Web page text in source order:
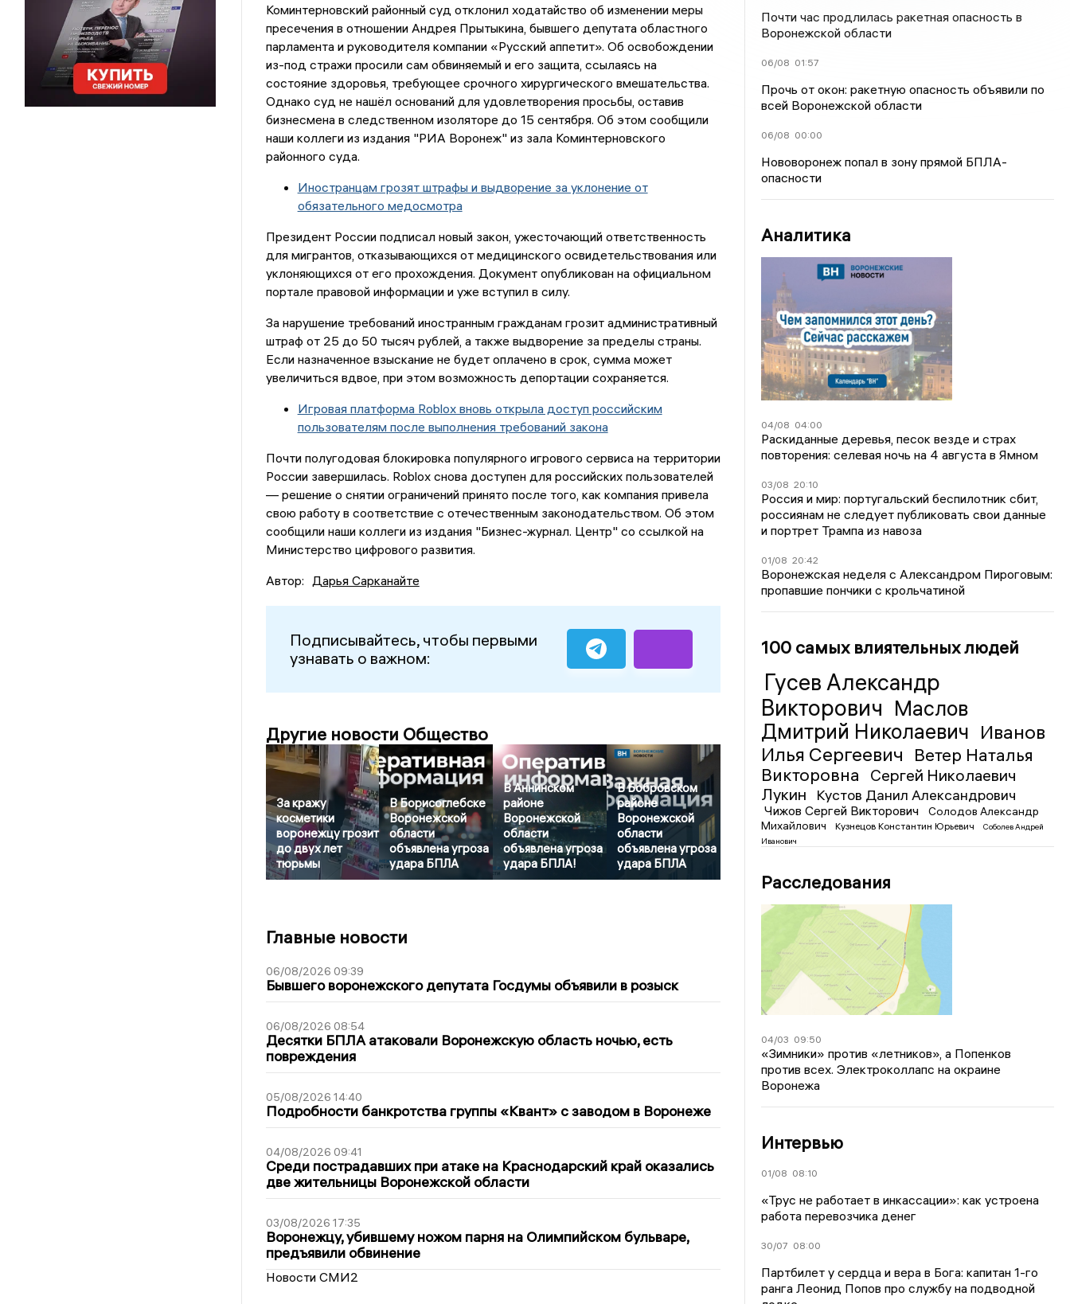
Коминтерновский районный суд отклонил ходатайство об изменении меры
пресечения в отношении Андрея Прытыкина, бывшего депутата областного
парламента и руководителя компании «Русский аппетит». Об освобождении
из-под стражи просили сам обвиняемый и его защита, ссылаясь на
состояние здоровья, требующее срочного хирургического вмешательства.
Однако суд не нашёл оснований для удовлетворения просьбы, оставив
бизнесмена в следственном изоляторе до 15 сентября. Об этом сообщили
наши коллеги из издания "РИА Воронеж" из зала Коминтерновского
районного суда.
Иностранцам грозят штрафы и выдворение за уклонение от
обязательного медосмотра
Президент России подписал новый закон, ужесточающий ответственность
для мигрантов, отказывающихся от медицинского освидетельствования или
уклоняющихся от его прохождения. Документ опубликован на официальном
портале правовой информации и уже вступил в силу.
За нарушение требований иностранным гражданам грозит административный
штраф от 25 до 50 тысяч рублей, а также выдворение за пределы страны.
Если назначенное взыскание не будет оплачено в срок, сумма может
увеличиться вдвое, при этом возможность депортации сохраняется.
Игровая платформа Roblox вновь открыла доступ российским
пользователям после выполнения требований закона
Почти полугодовая блокировка популярного игрового сервиса на территории
России завершилась. Roblox снова доступен для российских пользователей
— решение о снятии ограничений принято после того, как компания привела
свою работу в соответствие с отечественным законодательством. Об этом
сообщили наши коллеги из издания "Бизнес-журнал. Центр" со ссылкой на
Министерство цифрового развития.
Автор: Дарья Сарканайте
Подписывайтесь, чтобы первыми
узнавать о важном:
Другие новости Общество
За кражу
косметики
воронежцу грозит
до двух лет
тюрьмы
В Борисоглебске
Воронежской
области
объявлена угроза
удара БПЛА
В Аннинском
районе
Воронежской
области
объявлена угроза
удара БПЛА!
В Бобровском
районе
Воронежской
области
объявлена угроза
удара БПЛА
Главные новости
06/08/2026 09:39
Бывшего воронежского депутата Госдумы объявили в розыск
06/08/2026 08:54
Десятки БПЛА атаковали Воронежскую область ночью, есть
повреждения
05/08/2026 14:40
Подробности банкротства группы «Квант» с заводом в Воронеже
04/08/2026 09:41
Среди пострадавших при атаке на Краснодарский край оказались
две жительницы Воронежской области
03/08/2026 17:35
Воронежцу, убившему ножом парня на Олимпийском бульваре,
предъявили обвинение
Новости СМИ2
Почти час продлилась ракетная опасность в
Воронежской области
06/08 01:57
Прочь от окон: ракетную опасность объявили по
всей Воронежской области
06/08 00:00
Нововоронеж попал в зону прямой БПЛА-
опасности
Аналитика
04/08 04:00
Раскиданные деревья, песок везде и страх
повторения: селевая ночь на 4 августа в Ямном
03/08 20:10
Россия и мир: португальский беспилотник сбит,
россиянам не следует публиковать свои данные
и портрет Трампа из навоза
01/08 20:42
Воронежская неделя с Александром Пироговым:
пропавшие пончики с крольчатиной
100 самых влиятельных людей
Гусев Александр
Викторович Маслов
Дмитрий Николаевич Иванов
Илья Сергеевич
Ветер Наталья
Викторовна
Сергей Николаевич
Лукин
Кустов Данил Александрович
Чижов Сергей Викторович
Солодов Александр
Михайлович
Кузнецов Константин Юрьевич
Соболев Андрей
Иванович
Расследования
04/03 09:50
«Зимники» против «летников», а Попенков
против всех. Электроколлапс на окраине
Воронежа
Интервью
01/08 08:10
«Трус не работает в инкассации»: как устроена
работа перевозчика денег
30/07 08:00
Партбилет у сердца и вера в Бога: капитан 1-го
ранга Леонид Попов про службу на подводной